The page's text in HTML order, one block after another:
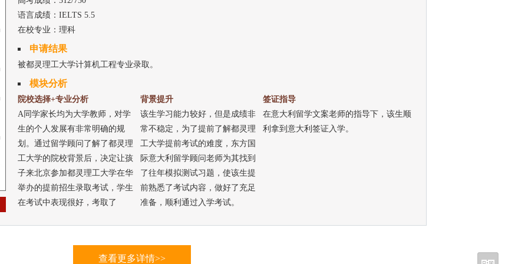
语言成绩：IELTS 5.5
在校专业：理科
申请结果
被都灵理工大学计算机工程专业录取。
模块分析
院校选择+专业分析
A同学家长均为大学教师，对学
生的个人发展有非常明确的规
划。通过留学顾问了解了都灵理
工大学的院校背景后，决定让孩
子来北京参加都灵理工大学在华
举办的提前招生录取考试，学生
在考试中表现很好，考取了
选择该校任意一个工程类专业，
该生在父母的建议下选择了计算
背景提升
该生学习能力较好，但是成绩非
常不稳定，为了提前了解都灵理
工大学提前考试的难度，东方国
际意大利留学顾问老师为其找到
了往年模拟测试习题，使该生提
前熟悉了考试内容，做好了充足
准备，顺利通过入学考试。
签证指导
在意大利留学文案老师的指导下，该生顺
利拿到意大利签证入学。
查看更多详情>>